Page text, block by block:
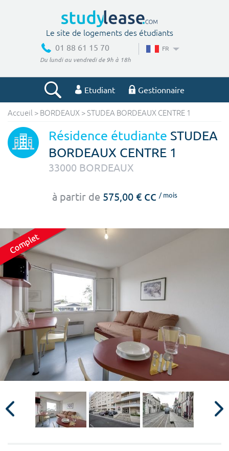
Le site de logements des étudiants
01 88 61 15 70
Du lundi au vendredi de 9h à 18h
FR
Etudiant Gestionnaire
Votre recherche
Ville, école
Budget min Budget max
Surface min
Type de location
Colocation
Votre date d'entrée
Chercher
Accueil > BORDEAUX >STUDEA BORDEAUX CENTRE 1
Résidence étudiante STUDEA
BORDEAUX CENTRE 1
33000 BORDEAUX
à partir de 575,00 € cc / mois